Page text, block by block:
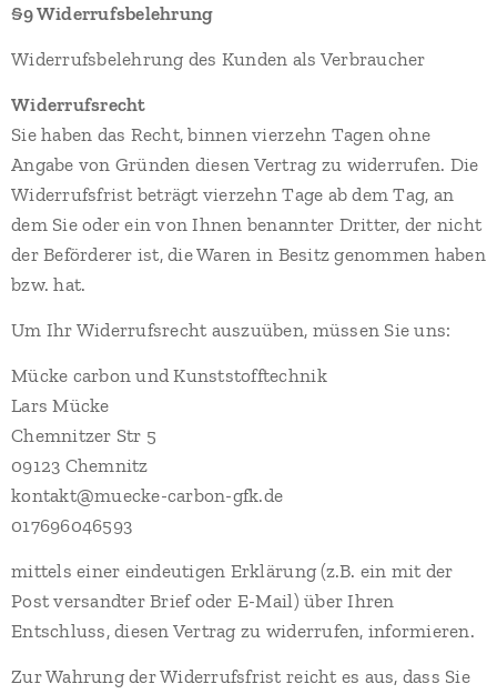
§9 Widerrufsbelehrung
Widerrufsbelehrung des Kunden als Verbraucher
Widerrufsrecht
Sie haben das Recht, binnen vierzehn Tagen ohne
Angabe von Gründen diesen Vertrag zu widerrufen. Die
Widerrufsfrist beträgt vierzehn Tage ab dem Tag, an
dem Sie oder ein von Ihnen benannter Dritter, der nicht
der Beförderer ist, die Waren in Besitz genommen haben
bzw. hat.
Um Ihr Widerrufsrecht auszuüben, müssen Sie uns:
Mücke carbon und Kunststofftechnik
Lars Mücke
Chemnitzer Str 5
09123 Chemnitz
kontakt@muecke-carbon-gfk.de
017696046593
mittels einer eindeutigen Erklärung (z.B. ein mit der
Post versandter Brief oder E-Mail) über Ihren
Entschluss, diesen Vertrag zu widerrufen, informieren.
Zur Wahrung der Widerrufsfrist reicht es aus, dass Sie